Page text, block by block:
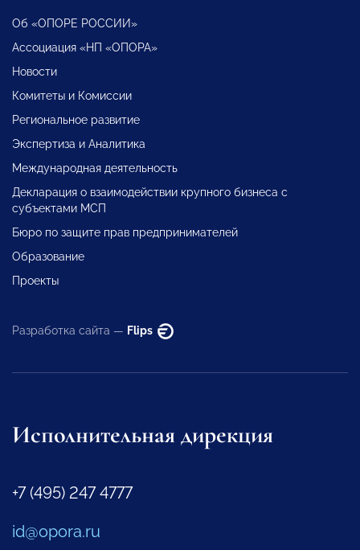
Об «ОПОРЕ РОССИИ»
Ассоциация «НП «ОПОРА»
Новости
Комитеты и Комиссии
Региональное развитие
Экспертиза и Аналитика
Международная деятельность
Декларация о взаимодействии крупного бизнеса с
субъектами МСП
Бюро по защите прав предпринимателей
Образование
Проекты
Разработка сайта — Flips
Исполнительная дирекция
+7 (495) 247 4777
id@opora.ru